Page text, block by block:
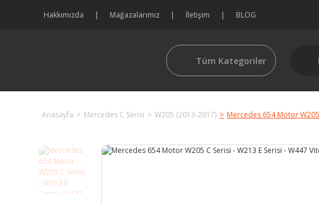
Hakkımızda Mağazalarımız İletişim BLOG
Tüm Kategoriler
Anasayfa Mercedes C Serisi W205 (2013-2017) Mercedes 654 Motor